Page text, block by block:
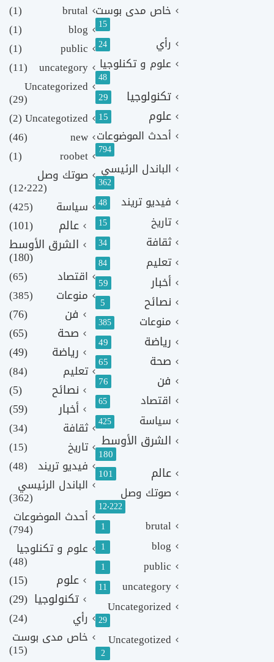
خاص مدى بوست
15
رأي 24
علوم و تكنلوجيا
48
تكنولوجيا 29
علوم 15
أحدث الموضوعات
794
الباندل الرئيسي
362
فيديو تريند 48
تاريخ 15
ثقافة 34
تعليم 84
أخبار 59
نصائح 5
منوعات 385
رياضة 49
صحة 65
فن 76
اقتصاد 65
سياسة 425
الشرق الأوسط
180
عالم 101
صوتك وصل
12٬222
brutal
1
blog
1
public
1
uncategory
11
Uncategorized
29
Uncategotized
2
brutal
(1)
blog
(1)
public
(1)
uncategory
(11)
Uncategorized
(29)
Uncategotized
(2)
new
(46)
roobet
(1)
صوتك وصل
(12٬222)
سياسة
(425)
عالم
(101)
الشرق الأوسط
(180)
اقتصاد
(65)
منوعات
(385)
فن
(76)
صحة
(65)
رياضة
(49)
تعليم (84)
نصائح
(5)
أخبار
(59)
ثقافة
(34)
تاريخ
(15)
فيديو تريند (48)
الباندل الرئيسي
(362)
أحدث الموضوعات
(794)
علوم و تكنلوجيا
(48)
علوم
(15)
تكنولوجيا (29)
رأي
(24)
خاص مدى بوست
(15)